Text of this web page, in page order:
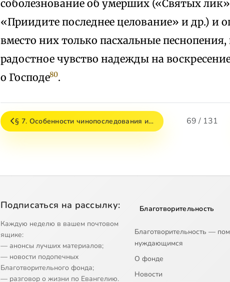
соболезнование об умерших («Святых
«Приидите последнее целование» и др.) и
вместо них только пасхальные
радостное чувство надежды на
о Господе80.
§ 7. Особенности чинопоследования и… 69 / 131
Подписаться на рассылку:
Каждую неделю в вашем почтовом
ящике:
— анонсы лучших материалов;
— новости подопечных
Благотворительного фонда;
— разговор о жизни по Евангелию.
Благотворительность
Благотворительность —
нуждающимся
О фонде
Новости